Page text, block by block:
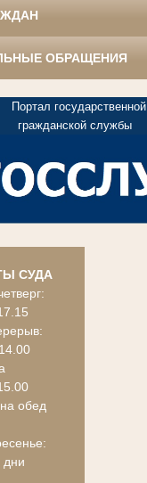
ОБРАЩЕНИЯ
Портал государственной
гражданской службы
СУДА
обед